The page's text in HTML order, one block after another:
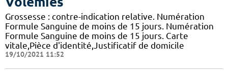
Grossesse : contre-indication relative. Numération
Formule Sanguine de moins de 15 jours. Numération
Formule Sanguine de moins de 15 jours. Carte
vitale,Pièce d'identité,Justificatif de domicile
19/10/2021 11:52